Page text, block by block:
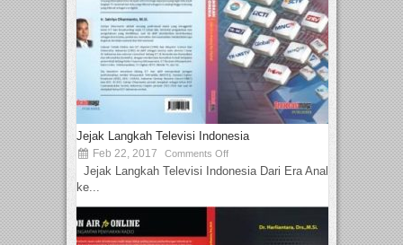
Jejak Langkah Televisi Indonesia
Feb 22, 2017 Comments Off
Jejak Langkah Televisi Indonesia Dari Era Analog
ke...